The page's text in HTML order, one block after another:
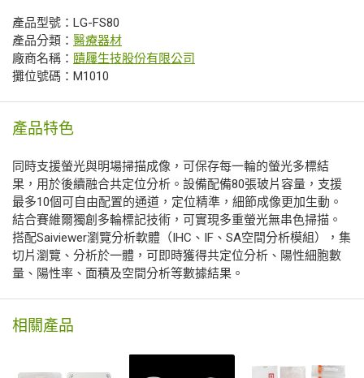
產品型號：LG-FS80
產品分類： 醫療器材
廠商名稱： 賾屨生技股份有限公司
攤位號碼：M1010
產品特色
同時支援螢光與明場掃描成像，可保存每一輪的螢光多標結
果，用於後續融合共定位分析。設備配備80張玻片容量，支援
最多10個可自由配置的通道，定位精準，細節成像更加生動。
結合賽維爾獨創多輪標記技術，可實現多重螢光無串色掃描。
搭配Saiviewer瀏覽分析軟體（IHC、IF、SA空間分析模組），集
切片瀏覽、分析於一體，可即時獲得共定位分析、陽性細胞數
量、陽性率、面積及空間分析等數據結果。
相關產品